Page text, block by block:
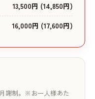
13,500円 (14,850円)
16,000円 (17,600円)
謝制。※お一人様あた